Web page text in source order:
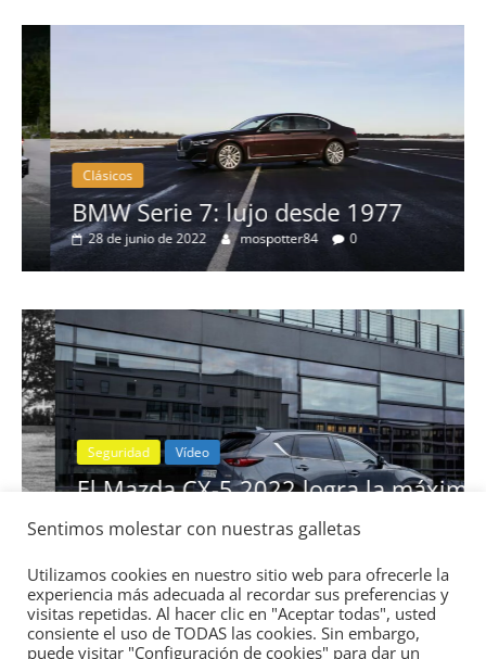
Clásicos
BMW Serie 7: lujo desde 1977
28 de junio de 2022 mospotter84
Seguridad Vídeo
El Mazda CX-5 2022 logra la máxima
nota en las pruebas de seguridad del
IIHS
11 de noviembre de 2021 mospotter84 0
Sentimos molestar con nuestras galletas
Utilizamos cookies en nuestro sitio web para ofrecerle la
experiencia más adecuada al recordar sus preferencias y
visitas repetidas. Al hacer clic en "Aceptar todas", usted
consiente el uso de TODAS las cookies. Sin embargo,
puede visitar "Configuración de cookies" para dar un